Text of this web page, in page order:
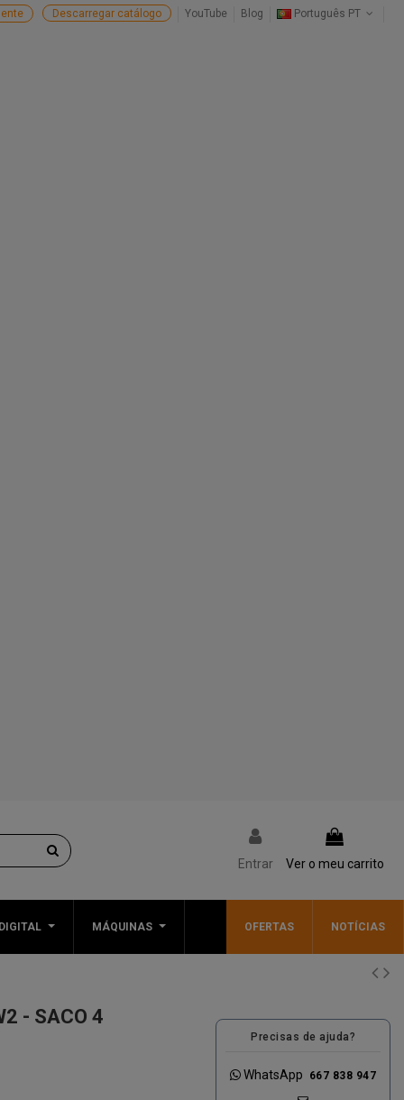
Português PT
Blog
YouTube
Descarregar catálogo
Entrar Ver o meu carrito
MÁQUINAS OFERTAS NOTÍCIAS
- SACO 4
Precisas de ajuda?
WhatsApp 667 838 947